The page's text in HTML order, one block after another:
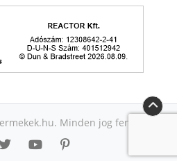
Minden jog fenntartva.